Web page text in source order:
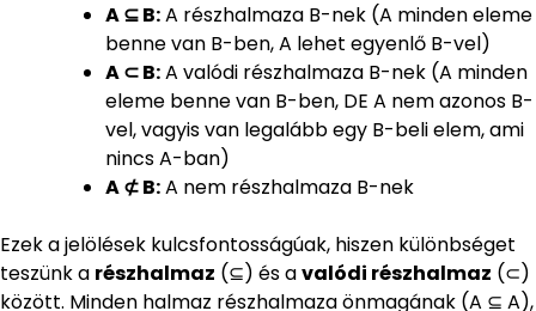
A ⊆ B:A részhalmaza B-nek (A minden eleme
benne van B-ben, A lehet egyenlő B-vel)
A ⊂ B:A valódi részhalmaza B-nek (A minden
eleme benne van B-ben, DE A nem azonos B-
vel, vagyis van legalább egy B-beli elem, ami
nincs A-ban)
A ⊄ B:A nem részhalmaza B-nek
Ezek a jelölések kulcsfontosságúak, hiszen különbséget
teszünk a részhalmaz (⊆) és avalódi részhalmaz (⊂)
között. Minden halmaz részhalmaza önmagának (A ⊆ A),